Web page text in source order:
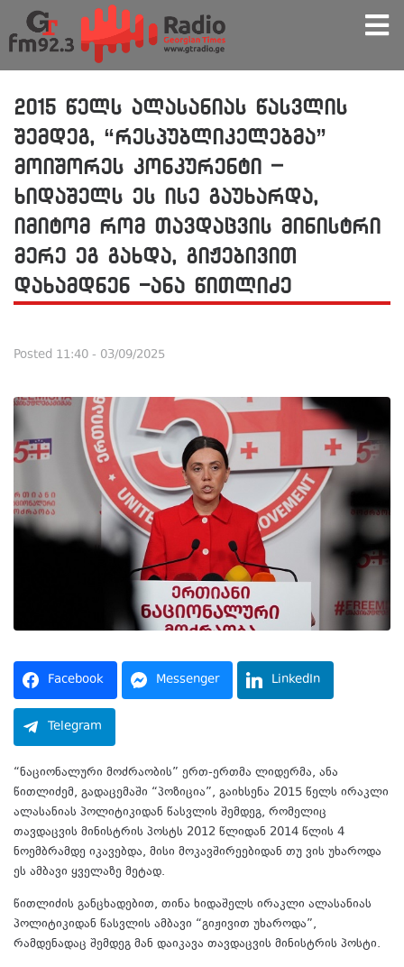
2015 წელს ალასანიას წასვლის
შემდეგ, “რესპუბლიკელებმა”
მოიშორეს კონკურენტი –
ხიდაშელს ეს ისე გაუხარდა,
იმიტომ რომ თავდაცვის მინისტრი
მერე ეგ გახდა, გიჟებივით
დახამდნენ -ანა წითლიძე
Posted 11:40 - 03/09/2025
Facebook Messenger LinkedIn
Telegram
“ნაციონალური მოძრაობის” ერთ-ერთმა ლიდერმა, ანა
წითლიძემ, გადაცემაში “პოზიცია”, გაიხსენა 2015 წელს ირაკლი
ალასანიას პოლიტიკიდან წასვლის შემდეგ, რომელიც
თავდაცვის მინისტრის პოსტს 2012 წლიდან 2014 წლის 4
ნოემბრამდე იკავებდა, მისი მოკავშირეებიდან თუ ვის უხაროდა
ეს ამბავი ყველაზე მეტად.
წითლიძის განცხადებით, თინა ხიდაშელს ირაკლი ალასანიას
პოლიტიკიდან წასვლის ამბავი “გიჟივით უხაროდა”,
რამდენადაც შემდეგ მან დაიკავა თავდაცვის მინისტრის პოსტი.